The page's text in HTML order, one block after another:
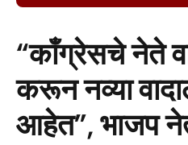
“काँग्रेसचे नेते
करून नव्या
आहेत”, भाजप